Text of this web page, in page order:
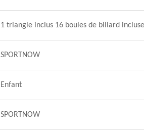
1 triangle inclus 16 boules de billard
SPORTNOW
Enfant
SPORTNOW